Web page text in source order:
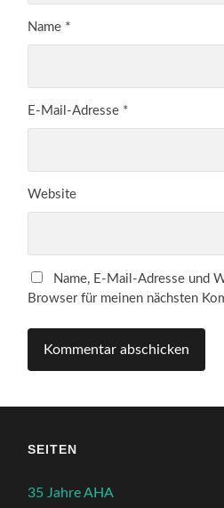
Name *
E-Mail-Adresse *
Website
Name, E-Mail-Adresse und
Browser für meinen nächsten
SEITEN
35 Jahre AHA